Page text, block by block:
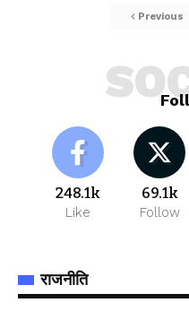
Previous
248.1k
Like
69.1k
Follow
राजनीति